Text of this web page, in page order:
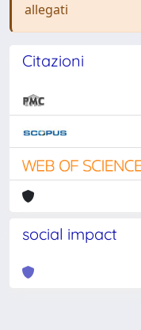
allegati
Citazioni
social impact